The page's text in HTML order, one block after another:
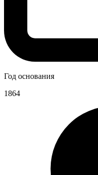
Год основания
1864